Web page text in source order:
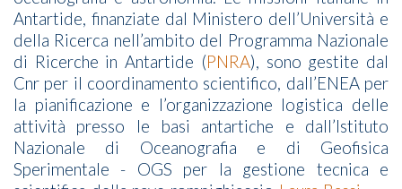
Antartide, finanziate dal Ministero dell’Università e
della Ricerca nell’ambito del Programma Nazionale
di Ricerche in Antartide (PNRA), sono gestite dal
Cnr per il coordinamento scientifico, dall’ENEA per
la pianificazione e l’organizzazione logistica delle
attività presso le basi antartiche e dall’Istituto
Nazionale di Oceanografia e di Geofisica
Sperimentale - OGS per la gestione tecnica e